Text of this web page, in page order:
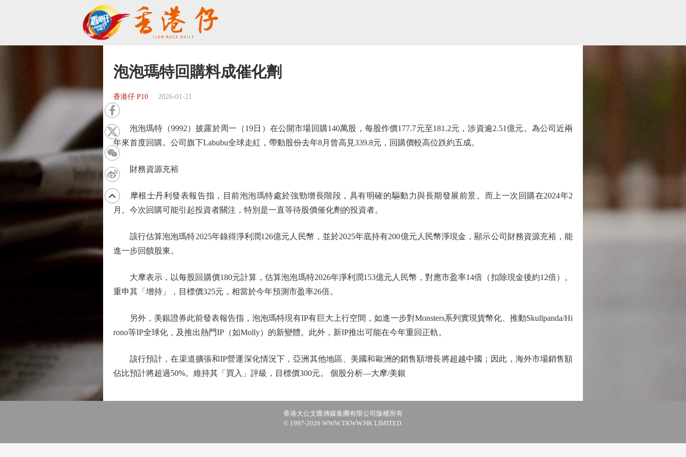
泡泡瑪特回購料成催化劑
香港仔 P10 2026-01-21
泡泡瑪特（9992）披露於周一（19日）在公開市場回購140萬股，每股作價177.7元至181.2元，涉資逾2.51億元。為公司近兩
年來首度回購。公司旗下Labubu全球走紅，帶動股份去年8月曾高見339.8元，回購價較高位跌約五成。
財務資源充裕
摩根士丹利發表報告指，目前泡泡瑪特處於強勁增長階段，具有明確的驅動力與長期發展前景。而上一次回購在2024年2
月。今次回購可能引起投資者關注，特別是一直等待股價催化劑的投資者。
該行估算泡泡瑪特2025年錄得淨利潤126億元人民幣，並於2025年底持有200億元人民幣淨現金，顯示公司財務資源充裕，能
進一步回饋股東。
大摩表示，以每股回購價180元計算，估算泡泡瑪特2026年淨利潤153億元人民幣，對應市盈率14倍（扣除現金後約12倍）。
重申其「增持」，目標價325元，相當於今年預測市盈率26倍。
另外，美銀證券此前發表報告指，泡泡瑪特現有IP有巨大上行空間，如進一步對Monsters系列實現貨幣化、推動Skullpanda/Hi
rono等IP全球化，及推出熱門IP（如Molly）的新變體。此外，新IP推出可能在今年重回正軌。
該行預計，在渠道擴張和IP營運深化情況下，亞洲其他地區、美國和歐洲的銷售額增長將超越中國；因此，海外市場銷售額
佔比預計將超過50%。維持其「買入」評級，目標價300元。 個股分析—大摩/美銀
香港大公文匯傳媒集團有限公司版權所有
© 1997-2026 WWW.TKWW.HK LIMITED.